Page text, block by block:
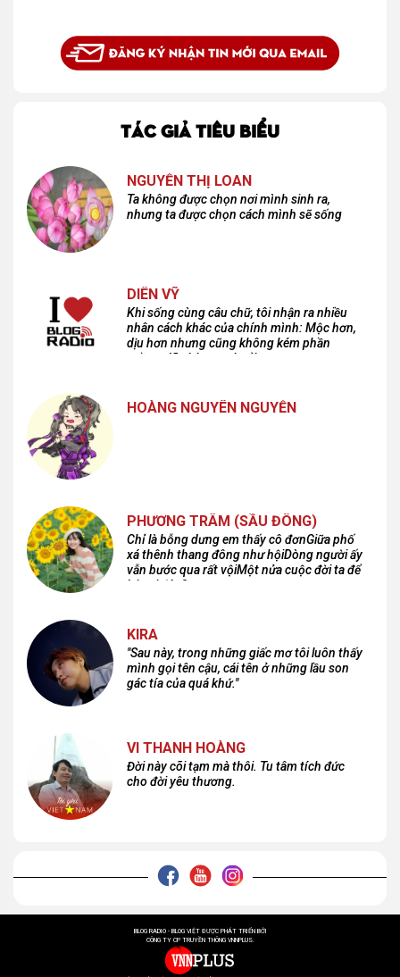
TÁC GIẢ TIÊU BIỂU
NGUYỄN THỊ LOAN
Ta không được chọn nơi mình sinh ra,
nhưng ta được chọn cách mình sẽ sống
DIÊN VỸ
Khi sống cùng câu chữ, tôi nhận ra nhiều
nhân cách khác của chính mình: Mộc hơn,
dịu hơn nhưng cũng không kém phần
cuồng dã và hoang hoải...
HOÀNG NGUYÊN NGUYỄN
PHƯƠNG TRÂM (SẦU ĐÔNG)
Chỉ là bỗng dưng em thấy cô đơnGiữa phố
xá thênh thang đông như hộiDòng người ấy
vẫn bước qua rất vộiMột nửa cuộc đời ta để
lại nơi đâu?
KIRA
"Sau này, trong những giấc mơ tôi luôn thấy
mình gọi tên cậu, cái tên ở những lầu son
gác tía của quá khứ."
VI THANH HOÀNG
Đời này cõi tạm mà thôi. Tu tâm tích đức
cho đời yêu thương.
BLOG RADIO - BLOG VIỆT ĐƯỢC PHÁT TRIỂN BỞI
CÔNG TY CP TRUYỀN THÔNG VNNPLUS.